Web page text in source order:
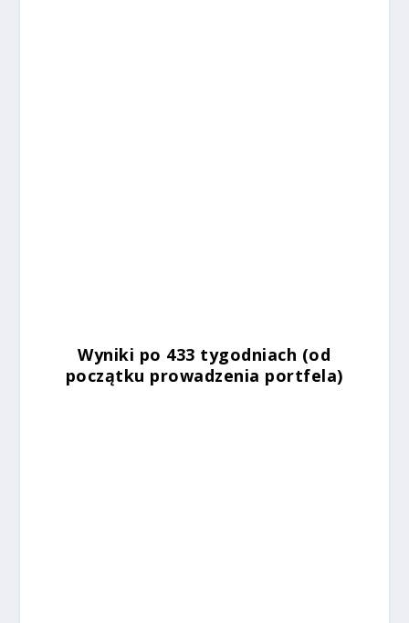
Wyniki po 433 tygodniach (od
początku prowadzenia portfela)